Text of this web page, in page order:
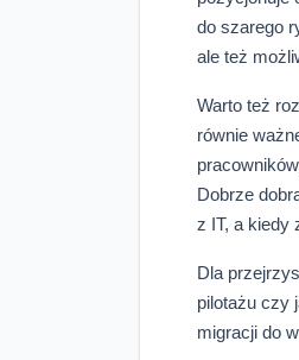
do szarego
ale też
Warto też
równie
Dobrze
z IT, a kiedy
Dla
pilotażu czy
migracji do